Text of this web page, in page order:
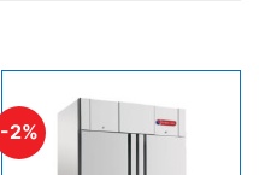
-2%